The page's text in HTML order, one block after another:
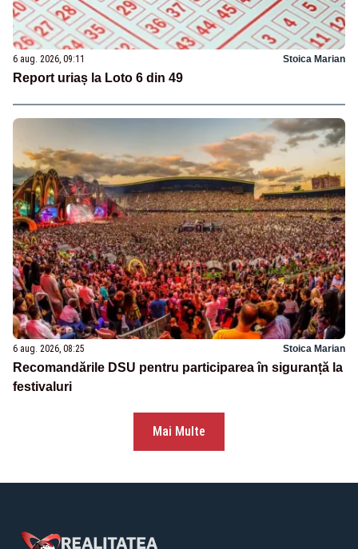
6 aug. 2026, 09:11 Stoica Marian
Report uriaș la Loto 6 din 49
6 aug. 2026, 08:25 Stoica Marian
Recomandările DSU pentru participarea în siguranță la
festivaluri
Mai Multe